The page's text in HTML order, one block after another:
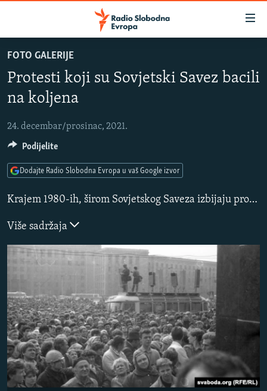
na
glavni
sadržaj
na
navigaciju
Pređite
na
pretragu
BOSNA I HERCEGOVINA
SRBIJA
KOSOVO
CRNA GORA
VIZUELNO
VIDEO
PODCASTI
KINA NA BALKANU
RSE PRIČE IZ SVIJETA
DNEVNO@RSE
SPECIJALI RSE
VIŠE OD NASLOVA
GENOCID U SREBRENICI
POPLAVE I KLIZIŠTA U BIH 2024.
PRATITE NAS
FOTO GALERIJE
Protesti koji su Sovjetski Savez bacili
na koljena
24. decembar/prosinac, 2021.
Krajem 1980-ih, širom Sovjetskog Saveza izbijaju protestni pokreti, a ljudi u konstitutivnim republikama pozivaju na nezavisnost. Siti korumpiranog sovjetskog režima, demonstranti su tražili kraj sovjetske vlasti i pravednije društvo.
Više sadržaja
Podijelite
Dodajte Radio Slobodna Evropa u vaš Google izvor
SLUŠAJTE
Spotify
Pratite